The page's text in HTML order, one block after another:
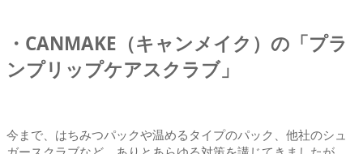
・CANMAKE（キャンメイク）の「プラ
ンプリップケアスクラブ」
今まで、はちみつパックや温めるタイプのパック、他社のシュ